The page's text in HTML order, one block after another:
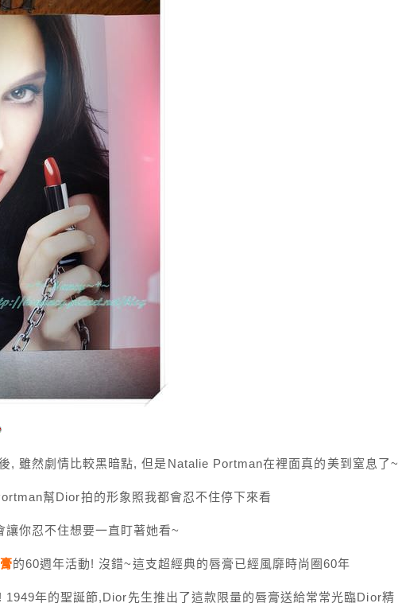
, 雖然劇情比較黑暗點, 但是Natalie Portman在裡面真的美到窒息了~
幫Dior拍的形象照我都會忍不住停下來看
你忍不住想要一直盯著她看~
的60週年活動! 沒錯~這支超經典的唇膏已經風靡時尚圈60年
1949年的聖誕節,Dior先生推出了這款限量的唇膏送給常常光臨Dior精